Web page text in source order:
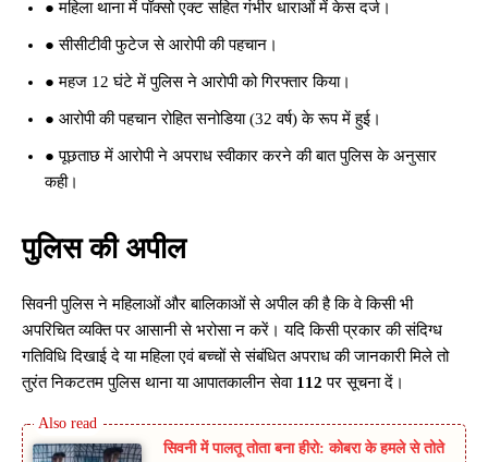
● महिला थाना में पॉक्सो एक्ट सहित गंभीर धाराओं में केस दर्ज।
● सीसीटीवी फुटेज से आरोपी की पहचान।
● महज 12 घंटे में पुलिस ने आरोपी को गिरफ्तार किया।
● आरोपी की पहचान रोहित सनोडिया (32 वर्ष) के रूप में हुई।
● पूछताछ में आरोपी ने अपराध स्वीकार करने की बात पुलिस के अनुसार
कही।
पुलिस की अपील
सिवनी पुलिस ने महिलाओं और बालिकाओं से अपील की है कि वे किसी भी
अपरिचित व्यक्ति पर आसानी से भरोसा न करें। यदि किसी प्रकार की संदिग्ध
गतिविधि दिखाई दे या महिला एवं बच्चों से संबंधित अपराध की जानकारी मिले तो
तुरंत निकटतम पुलिस थाना या आपातकालीन सेवा 112 पर सूचना दें।
सिवनी में पालतू तोता बना हीरो: कोबरा के हमले से तोते